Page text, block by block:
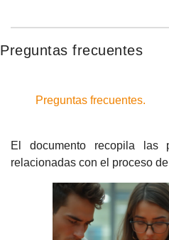
Preguntas frecuentes
Preguntas frecuentes.
El documento recopila las
relacionadas con el proceso